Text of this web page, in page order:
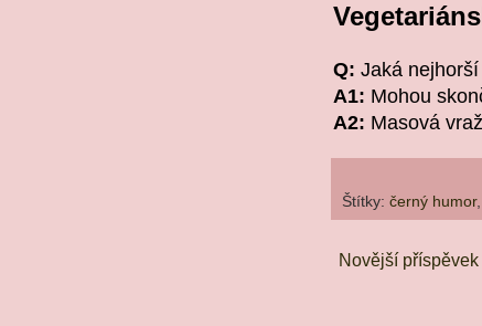
Q: Jaká
A1: Mohou
A2: Masová
Štítky: černý humor,
Novější příspěvek